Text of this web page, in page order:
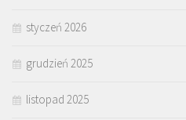
styczeń 2026
grudzień 2025
listopad 2025